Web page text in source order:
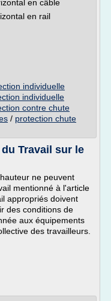
en câble
en rail
individuelle
individuelle
contre chute
/ protection chute
Travail sur le
ne peuvent
mentionné à l'article
appropriés doivent
des conditions de
aux équipements
des travailleurs.